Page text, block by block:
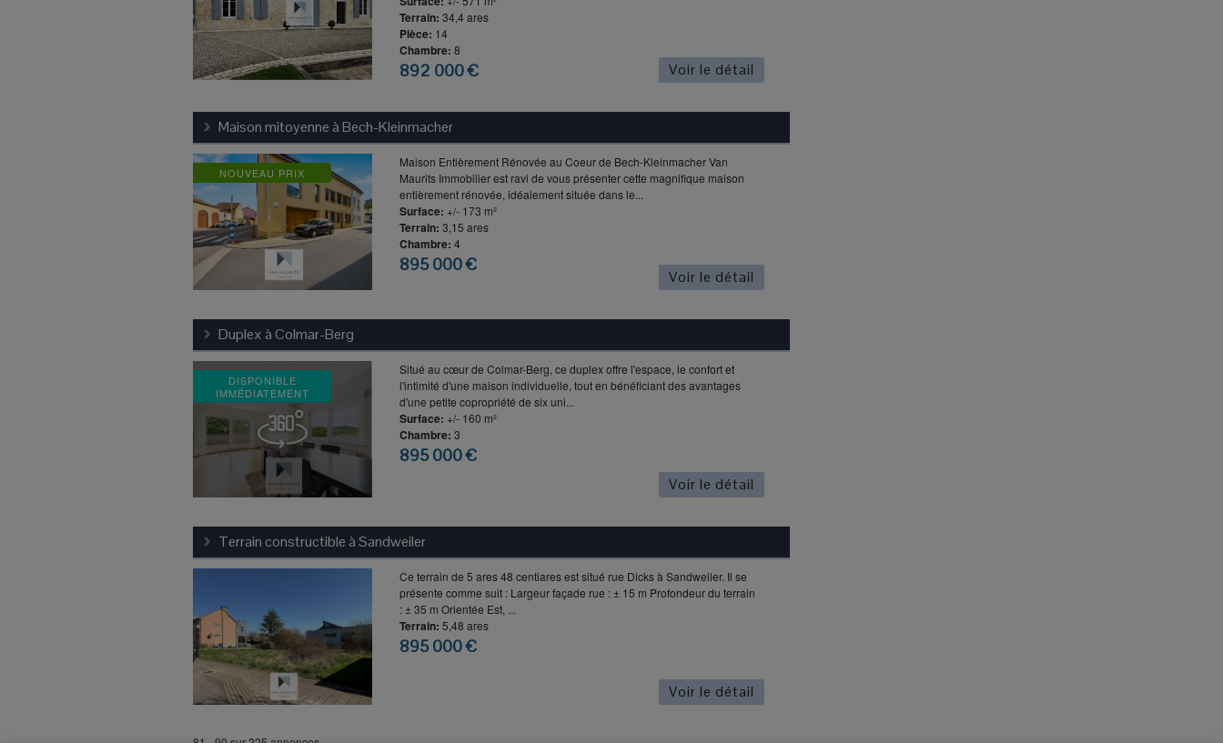
Terrain: 34,4 ares
Pièce: 14
Chambre: 8
892 000 € Voir le détail
Maison mitoyenne àBech-Kleinmacher
NOUVEAU PRIX
Maison Entièrement Rénovée au Coeur de Bech-Kleinmacher Van
Maurits Immobilier est ravi de vous présenter cette magnifique maison
entièrement rénovée, idéalement située dans le...
Surface: +/- 173 m²
Terrain: 3,15 ares
Chambre: 4
895 000 €
Voir le détail
Duplex àColmar-Berg
DISPONIBLE
IMMÉDIATEMENT
Situé au cœur de Colmar-Berg, ce duplex offre l'espace, le confort et
l'intimité d'une maison individuelle, tout en bénéficiant des avantages
d'une petite copropriété de six uni...
Surface: +/- 160 m²
Chambre: 3
895 000 €
Voir le détail
Terrain constructible àSandweiler
Ce terrain de 5 ares 48 centiares est situé rue Dicks à Sandweiler. Il se
présente comme suit : Largeur façade rue : ± 15 m Profondeur du terrain
: ± 35 m Orientée Est, ...
Terrain: 5,48 ares
895 000 €
Voir le détail